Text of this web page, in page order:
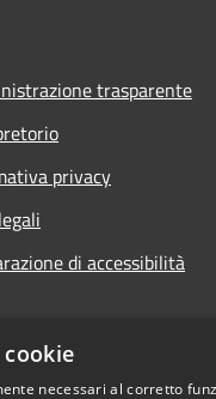
trasparente
privacy
di accessibilità
necessari al corretto